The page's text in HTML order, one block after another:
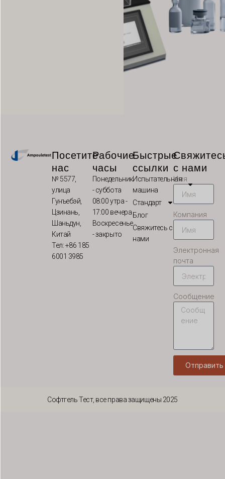
Посетите
нас
№ 5577,
улица
Гунъебэй,
Цзинань,
Шаньдун,
Китай
Тел: +86 185
6001 3985
Рабочие
часы
Понедельник
- суббота
08:00 утра -
17:00 вечера
Воскресенье
- закрыто
Быстрые
ссылки
Испытательная
машина
Стандарт
Блог
Свяжитесь с
нами
с нами
Имя
Компания
Электронная
почта
Сообщение
Отправить
Софтгель Тест, все права защищены 2025
HU
IT
JA
KO
LV
NB
NL
PL
PT
RO
SK